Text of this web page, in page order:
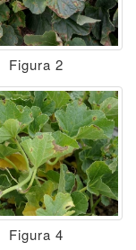
Figura 2
Figura 4